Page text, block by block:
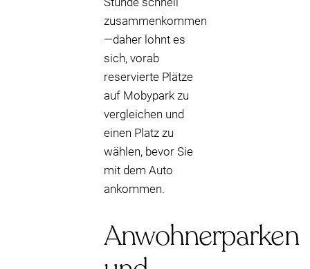
zusammenkommen
—daher lohnt es
sich, vorab
reservierte Plätze
auf Mobypark zu
vergleichen und
einen Platz zu
wählen, bevor Sie
mit dem Auto
ankommen.
Anwohnerparken